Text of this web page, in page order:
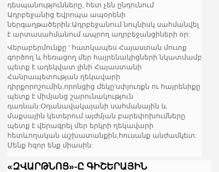
դեսպանությունները, հետ չեն ընդունում
Ադրբեջանից Եվրոպա ապօրենի
ներգաղթածերին:Ադրբեջանում նույնիսկ սահմանվել
է արտասահմանում ապրող ադրբեջանցիների օր:
Վերաբերմունքը ' հատկապես Հայաստան մուտք
գործող և հեռացող մեր հայրենակիցների նկատմամբ
պետք է ադեկվատ լինի Հայաստանի
Հանրապետության ղեկավարի
դիրքորոշումին,որոնցից մեկը'սփյուռքն ու հայրենիքը
պետք է միմյանց շարունակություն
դառնան:Օդանավակայանի սահմանային և
մաքսային կետերում այժմյան բարեփոխումները
պետք է վերագրել մեր երկրի ղեկավարի
հետևողական աշխատանքին,հուսանք անժամկետ:
Մենք հզոր ենք միասին:
«ԶՎԱՐԹՆՈՑ»-Ը ԳԻՇԵՐԱՅԻՆ